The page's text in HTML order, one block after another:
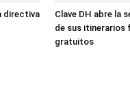
directiva
Clave DH abre la
de sus itinerarios
gratuitos